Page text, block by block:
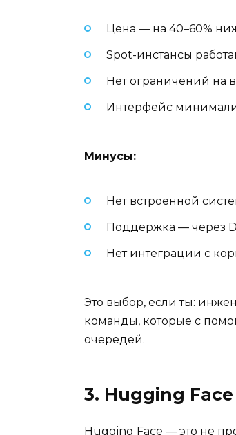
Цена — на 40–60%
Spot-инстансы
Нет ограничений на
Интерфейс
Минусы:
Нет встроенной
Поддержка — через
Нет интеграции с
Это выбор, если ты:
команды, которые с
очередей.
3. Hugging
Hugging Face — это не